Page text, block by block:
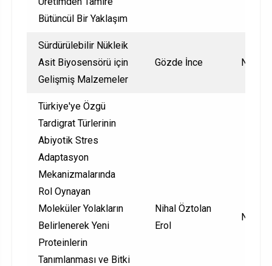
Bütüncül Bir Yaklaşım
Sürdürülebilir Nükleik
Asit Biyosensörü için
Gelişmiş Malzemeler
Gözde İnce
Türkiye'ye Özgü
Tardigrat Türlerinin
Abiyotik Stres
Adaptasyon
Mekanizmalarında
Rol Oynayan
Moleküler Yolakların
Belirlenerek Yeni
Proteinlerin
Tanımlanması ve Bitki
Nihal Öztolan
Erol